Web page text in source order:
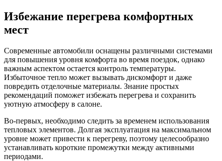
Избежание перегрева комфортных
мест
Современные автомобили оснащены различными системами
для повышения уровня комфорта во время поездок, однако
важным аспектом остается контроль температуры.
Избыточное тепло может вызывать дискомфорт и даже
повредить отделочные материалы. Знание простых
рекомендаций поможет избежать перегрева и сохранить
уютную атмосферу в салоне.
Во-первых, необходимо следить за временем использования
тепловых элементов. Долгая эксплуатация на максимальном
уровне может привести к перегреву, поэтому целесообразно
устанавливать короткие промежутки между активными
периодами.